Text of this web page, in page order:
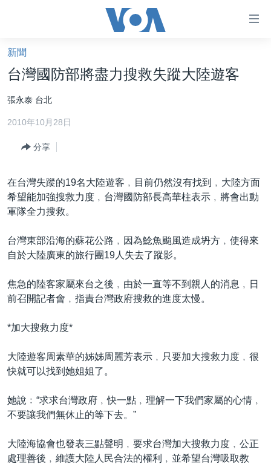
礙
鏈
接
跳
轉
到
跳
轉
檢
索
美國大選2024
港澳
台灣
美中關係
新聞自由
揭謊頻道
美國
中國
國際
經貿
視頻
VOA 60秒 (國際)
視頻存檔
時事經緯
海外港人
美國透視
國語
關注我們
新聞
台灣國防部將盡力搜救失蹤大陸遊客
張永泰 台北
2010年10月28日
分享
在台灣失蹤的19名大陸遊客﹐目前仍然沒有找到﹐大陸方面
希望能加強搜救力度﹐台灣國防部長高華柱表示﹐將會出動
軍隊全力搜救。
台灣東部沿海的蘇花公路﹐因為鯰魚颱風造成坍方﹐使得來
自於大陸廣東的旅行團19人失去了蹤影。
焦急的陸客家屬來台之後﹐由於一直等不到親人的消息﹐日
前召開記者會﹐指責台灣政府搜救的進度太慢。
*加大搜救力度*
大陸遊客周素華的姊姊周麗芳表示﹐只要加大搜救力度﹐很
快就可以找到她姐姐了。
她說﹕“求求台灣政府﹐快一點﹐理解一下我們家屬的心情﹐
不要讓我們無休止的等下去。”
大陸海協會也發表三點聲明﹐要求台灣加大搜救力度﹐公正
處理善後﹐維護大陸人民合法的權利﹐並希望台灣吸取教